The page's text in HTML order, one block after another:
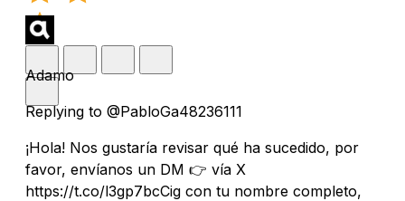
Adamo
Replying to @PabloGa48236111
¡Hola! Nos gustaría revisar qué ha sucedido, por
favor, envíanos un DM 👉 vía X
https://t.co/l3gp7bcCig con tu nombre completo,